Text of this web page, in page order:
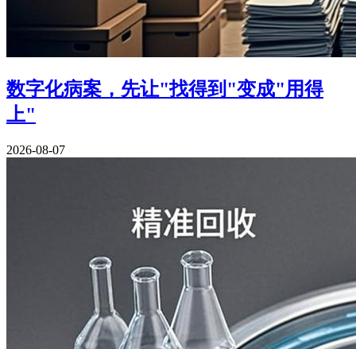
数字化病案，先让"找得到"变成"用得
上"
2026-08-07